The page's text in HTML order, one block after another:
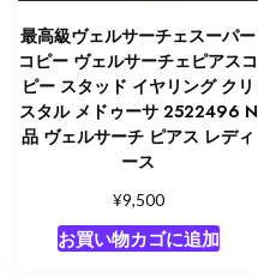
最高級ヴェルサーチェスーパー
コピー ヴェルサーチェピアスコ
ピー スタッド イヤリング クリ
スタル メドゥーサ 2522496 N
品 ヴェルサーチ ピアス レディ
ース
¥9,500
お買い物カゴに追加